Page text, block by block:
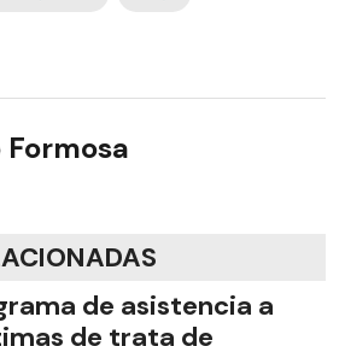
Formosa
de asistencia a
de trata de